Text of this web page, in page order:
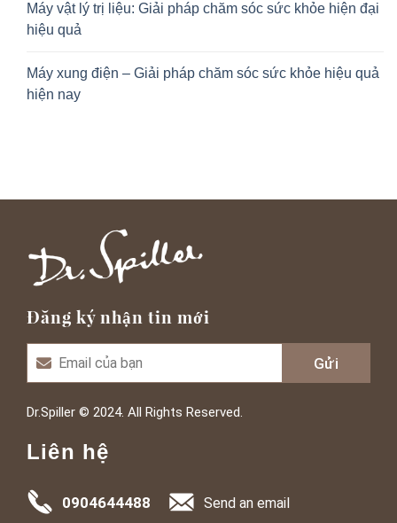
Máy vật lý trị liệu: Giải pháp chăm sóc sức khỏe hiện đại
hiệu quả
Máy xung điện – Giải pháp chăm sóc sức khỏe hiệu quả
hiện nay
Đăng ký nhận tin mới
Dr.Spiller © 2024. All Rights Reserved.
Liên hệ
0904644488 Send an email